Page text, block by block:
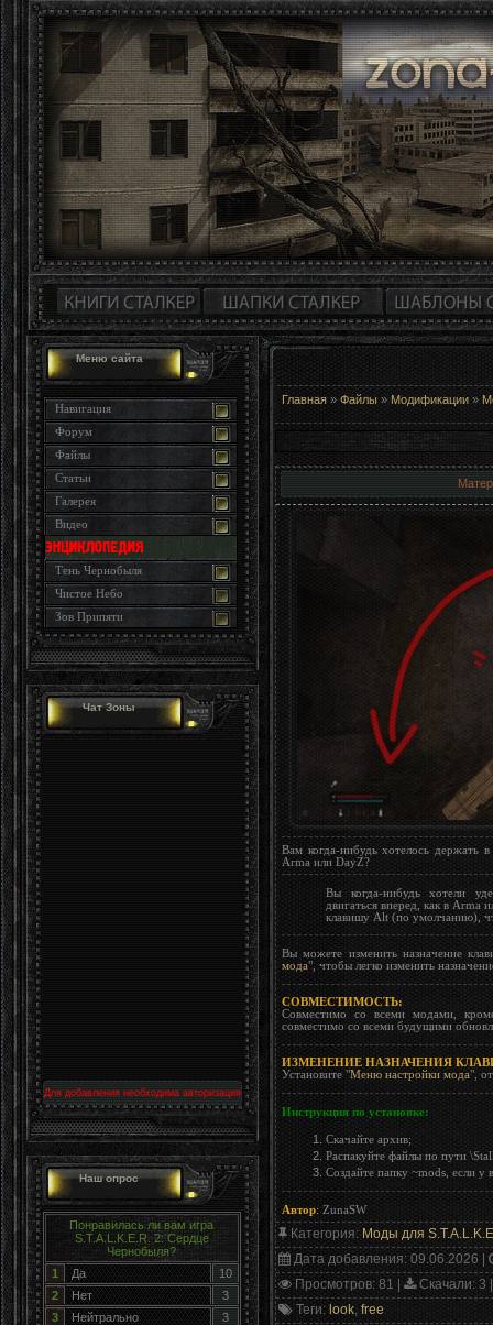
Меню сайта
Навигация
Форум
Файлы
Статьи
Галерея
Видео
Тень Чернобыля
Чистое Небо
Зов Припяти
Чат Зоны
Для добавления необходима авторизация
Наш опрос
Понравилась ли вам игра
S.T.A.L.K.E.R. 2: Сердце
Чернобыля?
1
Да
10
2
Нет
3
3
Нейтрально
3
Главная » Файлы » Модификации »
Вам когда-нибудь хотелось держать
Arma или DayZ?
Вы когда-нибудь хотели
двигаться вперед, как в
клавишу Alt (по умолчанию),
Вы можете изменить назначение
мода", чтобы легко изменить
СОВМЕСТИМОСТЬ:
Совместимо со всеми модами,
совместимо со всеми будущими
ИЗМЕНЕНИЕ НАЗНАЧЕНИЯ
Установите "Меню настройки мода",
Инструкция по установке:
Скачайте архив;
Распакуйте файлы по пути
Создайте папку ~mods, если у
Автор: ZunaSW
Категория: Моды для
Дата добавления: 09.06.2026 |
Просмотров: 81 | Скачали: 3
Теги: look free